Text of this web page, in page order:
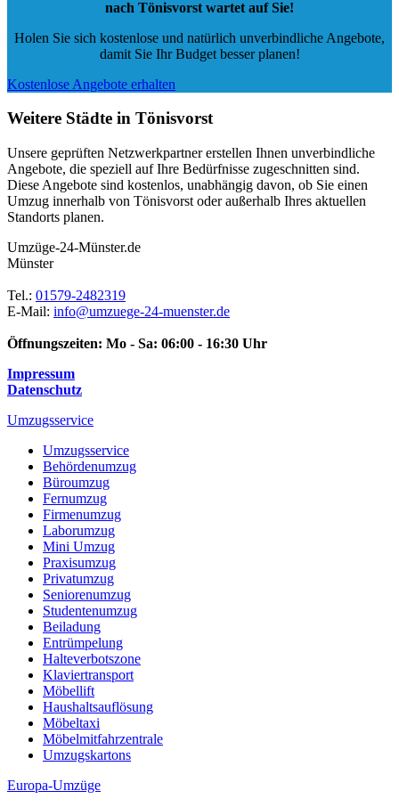
nach Tönisvorst wartet auf Sie!
Holen Sie sich kostenlose und natürlich unverbindliche Angebote,
damit Sie Ihr Budget besser planen!
Kostenlose Angebote erhalten
Weitere Städte in Tönisvorst
Unsere geprüften Netzwerkpartner erstellen Ihnen unverbindliche
Angebote, die speziell auf Ihre Bedürfnisse zugeschnitten sind.
Diese Angebote sind kostenlos, unabhängig davon, ob Sie einen
Umzug innerhalb von Tönisvorst oder außerhalb Ihres aktuellen
Standorts planen.
Umzüge-24-Münster.de
Münster
Tel.: 01579-2482319
E-Mail: info@umzuege-24-muenster.de
Öffnungszeiten: Mo - Sa: 06:00 - 16:30 Uhr
Impressum
Datenschutz
Umzugsservice
Umzugsservice
Behördenumzug
Büroumzug
Fernumzug
Firmenumzug
Laborumzug
Mini Umzug
Praxisumzug
Privatumzug
Seniorenumzug
Studentenumzug
Beiladung
Entrümpelung
Halteverbotszone
Klaviertransport
Möbellift
Haushaltsauflösung
Möbeltaxi
Möbelmitfahrzentrale
Umzugskartons
Europa-Umzüge